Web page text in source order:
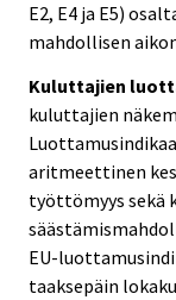
E2, E4 ja E5)
mahdollisen
Kuluttajien
kuluttajien
aritmeettinen
työttömyys sekä
EU-
taaksepäin